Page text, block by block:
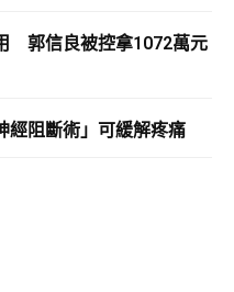
郭信良被控拿1072萬元
經阻斷術」可緩解疼痛